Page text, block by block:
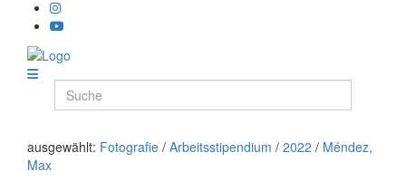
ausgewählt: Fotografie / Arbeitsstipendium / 2022 / Méndez,
Max